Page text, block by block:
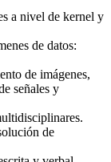
a nivel de kernel y
de datos:
de imágenes,
señales y
de